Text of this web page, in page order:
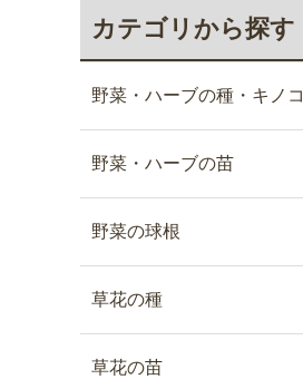
カテゴリから探す
野菜・ハーブの種・キノコ
野菜・ハーブの苗
野菜の球根
草花の種
草花の苗